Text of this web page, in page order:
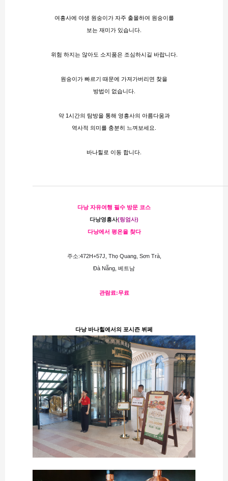
여흥사에 야생 원숭이가 자주 출몰하여 원숭이를
보는 재미가 있습니다.
위험 하지는 않아도 소지품은 조심하시길 바랍니다.
원숭이가 빠르기 때문에 가져가버리면 찾을
방법이 없습니다.
약 1시간의 탐방을 통해 영흥사의 아름다움과
역사적 의미를 충분히 느껴보세요.
바나힐로 이동 합니다.
다낭 자유여행 필수 방문 코스
다낭영흥사(링엄사)
다낭에서 평온을 찾다
주소:472H+57J, Thọ Quang, Sơn Trà,
Đà Nẵng, 베트남
관람료:무료
다낭 바나힐에서의 포시즌 뷔페